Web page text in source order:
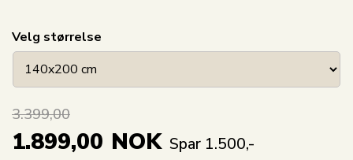
Velg størrelse
3.399,00
1.899,00 NOK Spar 1.500,-